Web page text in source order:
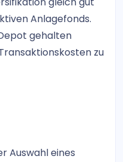
Anlagefonds.
gehalten
zu
Auswahl eines